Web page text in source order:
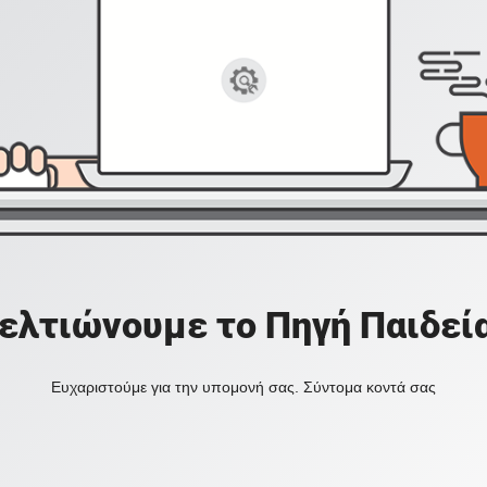
το Πηγή
Ευχαριστούμε για την υπομονή σας. Σύντομα κοντά σας